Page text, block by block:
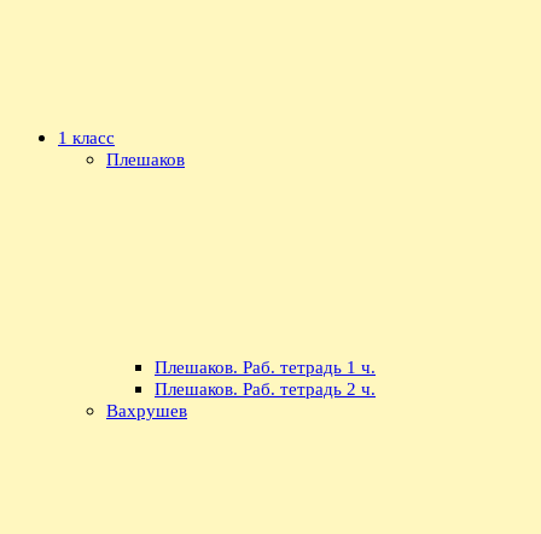
1 класс
Плешаков
Плешаков. Раб. тетрадь 1 ч.
Плешаков. Раб. тетрадь 2 ч.
Вахрушев